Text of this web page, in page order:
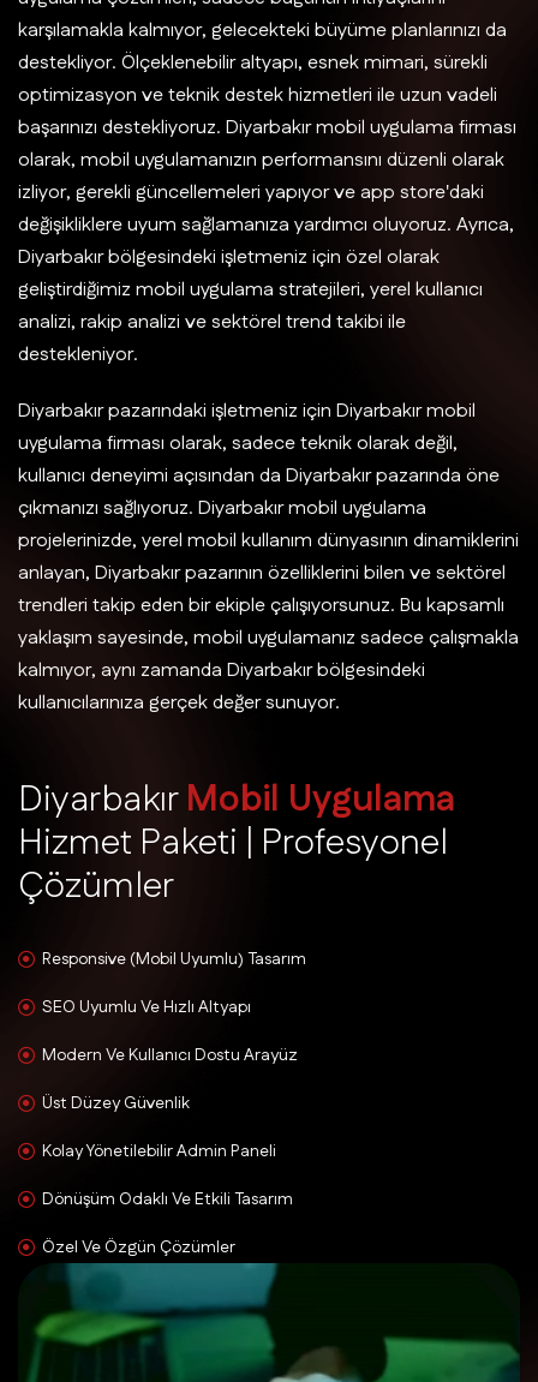
karşılamakla kalmıyor, gelecekteki büyüme planlarınızı da
destekliyor. Ölçeklenebilir altyapı, esnek mimari, sürekli
optimizasyon ve teknik destek hizmetleri ile uzun vadeli
başarınızı destekliyoruz. Diyarbakır mobil uygulama firması
olarak, mobil uygulamanızın performansını düzenli olarak
izliyor, gerekli güncellemeleri yapıyor ve app store'daki
değişikliklere uyum sağlamanıza yardımcı oluyoruz. Ayrıca,
Diyarbakır bölgesindeki işletmeniz için özel olarak
geliştirdiğimiz mobil uygulama stratejileri, yerel kullanıcı
analizi, rakip analizi ve sektörel trend takibi ile
destekleniyor.
Diyarbakır pazarındaki işletmeniz için Diyarbakır mobil
uygulama firması olarak, sadece teknik olarak değil,
kullanıcı deneyimi açısından da Diyarbakır pazarında öne
çıkmanızı sağlıyoruz. Diyarbakır mobil uygulama
projelerinizde, yerel mobil kullanım dünyasının dinamiklerini
anlayan, Diyarbakır pazarının özelliklerini bilen ve sektörel
trendleri takip eden bir ekiple çalışıyorsunuz. Bu kapsamlı
yaklaşım sayesinde, mobil uygulamanız sadece çalışmakla
kalmıyor, aynı zamanda Diyarbakır bölgesindeki
kullanıcılarınıza gerçek değer sunuyor.
DiyarbakırMobil Uygulama
Hizmet Paketi | Profesyonel
Çözümler
Responsive (Mobil Uyumlu) Tasarım
SEO Uyumlu Ve Hızlı Altyapı
Modern Ve Kullanıcı Dostu Arayüz
Üst Düzey Güvenlik
Kolay Yönetilebilir Admin Paneli
Dönüşüm Odaklı Ve Etkili Tasarım
Özel Ve Özgün Çözümler